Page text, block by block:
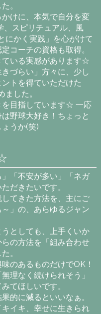
。
けに、本気で自分を変
、スピリチュアル、風
にかく実践」を心がけて
コーチの資格も取得。
ている実感があります☆
づらい」方々に、少し
トを得ていただけた
ました。
を目指しています☆ 一応
野球大好き！ちょっと
うか(笑)
「不安が多い」「ネガ
だきたいです。
てきた方法を、主にご
」の、あらゆるジャン
としても、上手くいか
の方法を「組み合わせ
。
のあるものだけでOK！
理なく続けられそう」
てほしいです。
的に減るといいなぁ。
イキ、幸せに生きられ